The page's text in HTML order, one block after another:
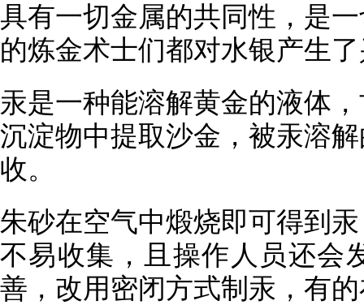
具有一切金属的共同性，是
的炼金术士们都对水银产生
汞是一种能溶解黄金的液体
沉淀物中提取沙金，被汞溶
收。
朱砂在空气中煅烧即可得到
不易收集，且操作人员还会
善，改用密闭方式制汞，有